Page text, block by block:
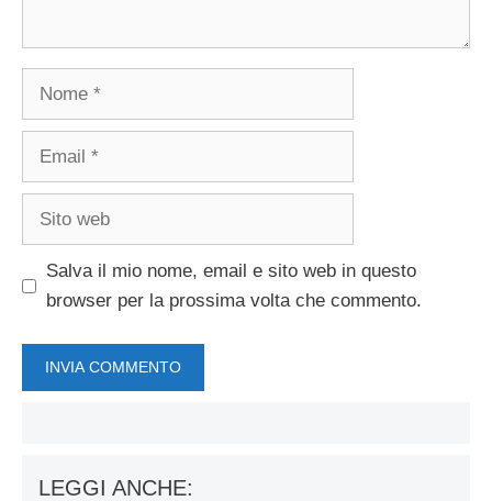
Nome
Email
Sito
Salva il mio nome, email e sito web in questo
browser per la prossima volta che commento.
LEGGI ANCHE: